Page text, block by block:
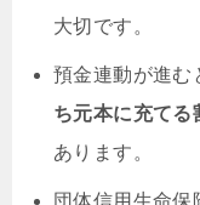
大切です。
預金連動が進む
ち元本に充てる
あります。